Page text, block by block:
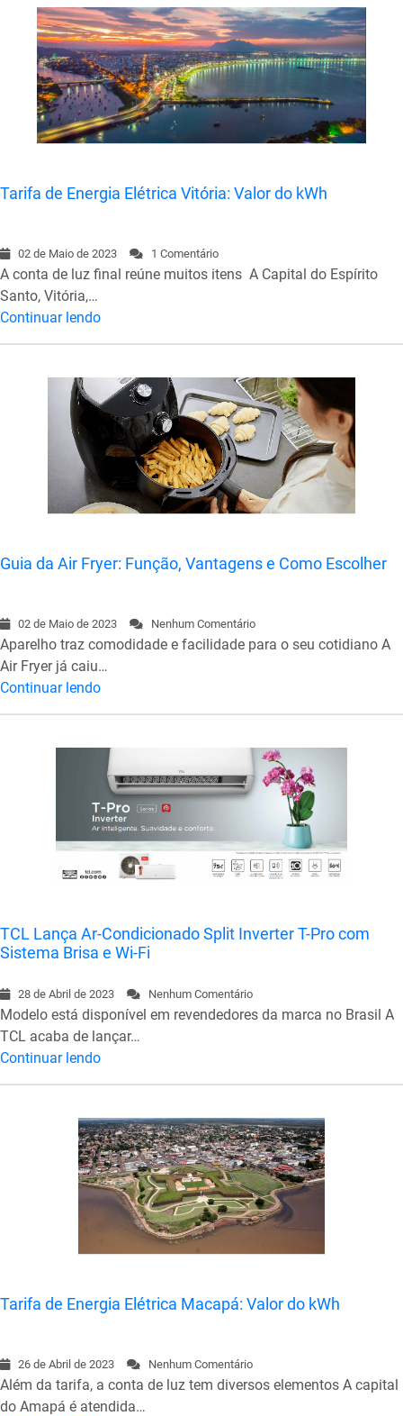
Tarifa de Energia Elétrica Vitória: Valor do kWh
02 de Maio de 2023 1 Comentário
A conta de luz final reúne muitos itens A Capital do Espírito
Santo, Vitória,…
Continuar lendo
Guia da Air Fryer: Função, Vantagens e Como Escolher
02 de Maio de 2023 Nenhum Comentário
Aparelho traz comodidade e facilidade para o seu cotidiano A
Air Fryer já caiu…
Continuar lendo
TCL Lança Ar-Condicionado Split Inverter T-Pro com
Sistema Brisa e Wi-Fi
28 de Abril de 2023 Nenhum Comentário
Modelo está disponível em revendedores da marca no Brasil A
TCL acaba de lançar…
Continuar lendo
Tarifa de Energia Elétrica Macapá: Valor do kWh
26 de Abril de 2023 Nenhum Comentário
Além da tarifa, a conta de luz tem diversos elementos A capital
do Amapá é atendida…